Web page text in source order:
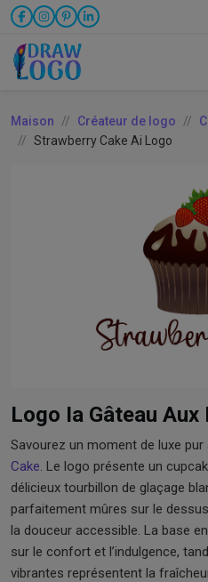
Maison Créateur de logo
Strawberry Cake Ai Logo
Logo Ia Gâteau Aux
Savourez un moment de luxe
Cake . Le logo présente un
délicieux tourbillon de glaçage
parfaitement mûres sur le
la douceur accessible. La base
sur le confort et l’indulgence,
vibrantes représentent la